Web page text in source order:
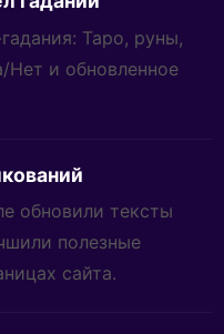
Таро, руны,
и обновленное
обновили тексты
полезные
сайта.